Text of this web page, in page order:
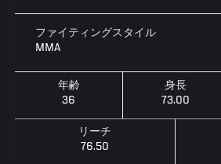
ファイティングスタイル
MMA
年齢
36
身長
73.00
リーチ
76.50